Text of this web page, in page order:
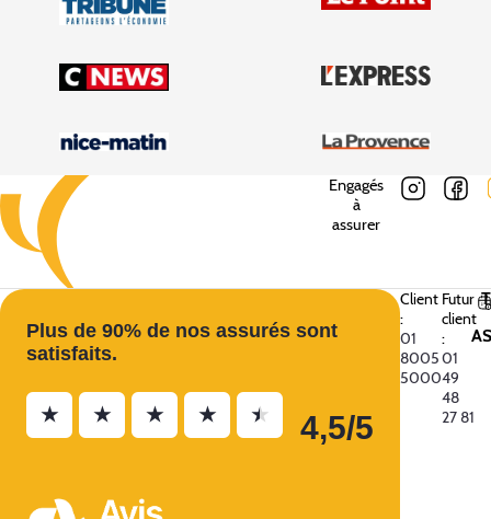
Engagés
à
assurer
Plus de 90% de nos assurés sont
satisfaits.
★ ★ ★ ★ ★ 4,5/5
Client
:
01
8005
5000
Futur
client
:
01
49
48
27 81